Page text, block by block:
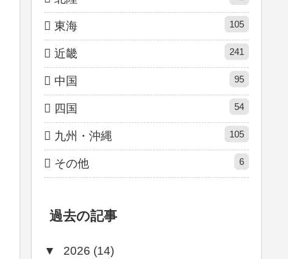
東海 105
近畿 241
中国 95
四国 54
九州・沖縄 105
その他 6
過去の記事
▼ 2026 (14)